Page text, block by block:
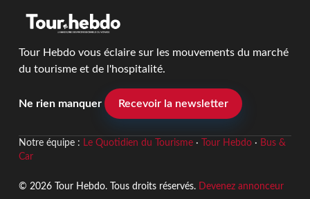
Tour Hebdo vous éclaire sur les mouvements du marché
du tourisme et de l'hospitalité.
Ne rien manquer Recevoir la newsletter
Notre équipe : Le Quotidien du Tourisme· Tour Hebdo· Bus &
Car
© 2026 Tour Hebdo. Tous droits réservés. Devenez annonceur